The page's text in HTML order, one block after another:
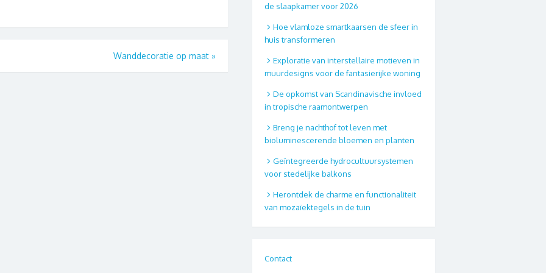
Wanddecoratie op maat »
de slaapkamer voor 2026
Hoe vlamloze smartkaarsen de sfeer in
huis transformeren
Exploratie van interstellaire motieven in
muurdesigns voor de fantasierijke woning
De opkomst van Scandinavische invloed
in tropische raamontwerpen
Breng je nachthof tot leven met
bioluminescerende bloemen en planten
Geïntegreerde hydrocultuursystemen
voor stedelijke balkons
Herontdek de charme en functionaliteit
van mozaïektegels in de tuin
Contact